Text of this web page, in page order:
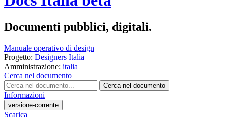
Documenti pubblici, digitali.
Manuale operativo di design
Progetto: Designers Italia
Amministrazione: italia
Cerca nel documento
Cerca nel documento
Informazioni
versione-corrente
Scarica